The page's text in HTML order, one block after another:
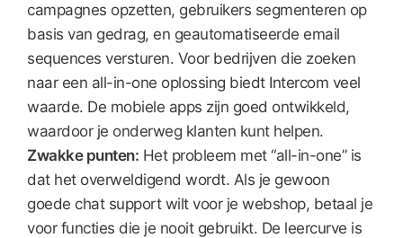
campagnes opzetten, gebruikers segmenteren op
basis van gedrag, en geautomatiseerde email
sequences versturen. Voor bedrijven die zoeken
naar een all-in-one oplossing biedt Intercom veel
waarde. De mobiele apps zijn goed ontwikkeld,
waardoor je onderweg klanten kunt helpen.
Zwakke punten: Het probleem met “all-in-one” is
dat het overweldigend wordt. Als je gewoon
goede chat support wilt voor je webshop, betaal je
voor functies die je nooit gebruikt. De leercurve is